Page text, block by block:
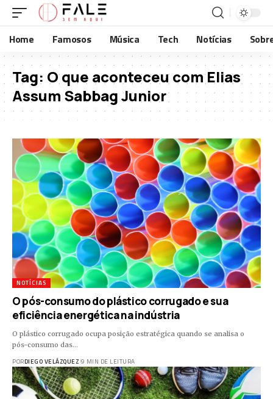
Home Famosos Música Tech Notícias
Tag: O que aconteceu com Elias
Assum Sabbag Junior
NOTÍCIAS
O pós-consumo do plástico corrugado e sua
eficiência energética na indústria
O plástico corrugado ocupa posição estratégica quando se analisa o
pós-consumo das…
PORDIEGO VELÁZQUEZ 9 MIN DE LEITURA